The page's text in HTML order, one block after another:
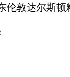
敦达尔斯顿